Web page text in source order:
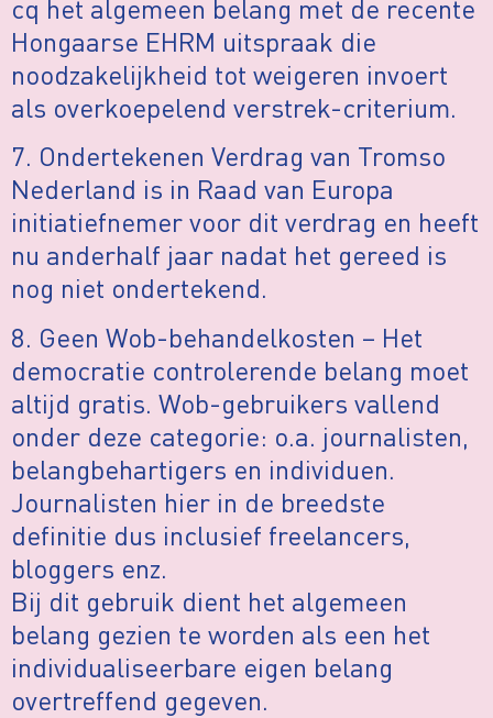
cq het algemeen belang met de recente
Hongaarse EHRM uitspraak die
noodzakelijkheid tot weigeren invoert
als overkoepelend verstrek-criterium.
7. Ondertekenen Verdrag van Tromso
Nederland is in Raad van Europa
initiatiefnemer voor dit verdrag en heeft
nu anderhalf jaar nadat het gereed is
nog niet ondertekend.
8. Geen Wob-behandelkosten – Het
democratie controlerende belang moet
altijd gratis. Wob-gebruikers vallend
onder deze categorie: o.a. journalisten,
belangbehartigers en individuen.
Journalisten hier in de breedste
definitie dus inclusief freelancers,
bloggers enz.
Bij dit gebruik dient het algemeen
belang gezien te worden als een het
individualiseerbare eigen belang
overtreffend gegeven.